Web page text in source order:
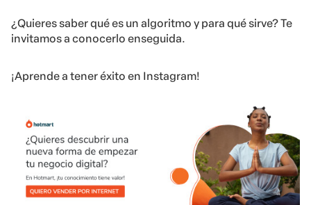
¿Quieres saber qué es un algoritmo y para qué sirve? Te
invitamos a conocerlo enseguida.
¡Aprende a tener éxito en Instagram!